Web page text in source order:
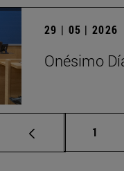
29 | 05 | 2026
Onésimo
Página
1